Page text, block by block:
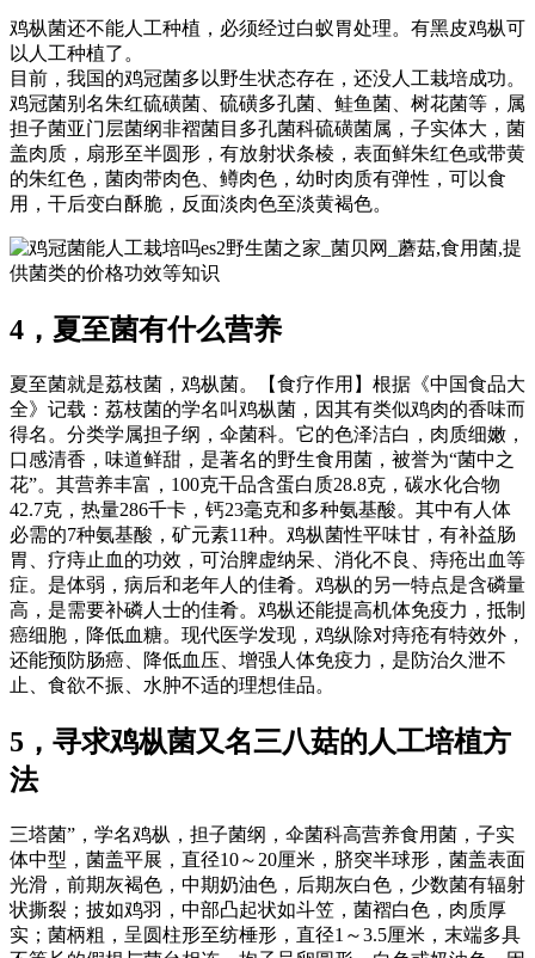
鸡枞菌还不能人工种植，必须经过白蚁胃处理。有黑皮鸡枞可
以人工种植了。
目前，我国的鸡冠菌多以野生状态存在，还没人工栽培成功。
鸡冠菌别名朱红硫磺菌、硫磺多孔菌、鲑鱼菌、树花菌等，属
担子菌亚门层菌纲非褶菌目多孔菌科硫磺菌属，子实体大，菌
盖肉质，扇形至半圆形，有放射状条棱，表面鲜朱红色或带黄
的朱红色，菌肉带肉色、鳟肉色，幼时肉质有弹性，可以食
用，干后变白酥脆，反面淡肉色至淡黄褐色。
es2野生菌之家_菌贝网_蘑菇,食用菌,提
供菌类的价格功效等知识
4，夏至菌有什么营养
夏至菌就是荔枝菌，鸡枞菌。【食疗作用】根据《中国食品大
全》记载：荔枝菌的学名叫鸡枞菌，因其有类似鸡肉的香味而
得名。分类学属担子纲，伞菌科。它的色泽洁白，肉质细嫩，
口感清香，味道鲜甜，是著名的野生食用菌，被誉为“菌中之
花”。其营养丰富，100克干品含蛋白质28.8克，碳水化合物
42.7克，热量286千卡，钙23毫克和多种氨基酸。其中有人体
必需的7种氨基酸，矿元素11种。鸡枞菌性平味甘，有补益肠
胃、疗痔止血的功效，可治脾虚纳呆、消化不良、痔疮出血等
症。是体弱，病后和老年人的佳肴。鸡枞的另一特点是含磷量
高，是需要补磷人士的佳肴。鸡枞还能提高机体免疫力，抵制
癌细胞，降低血糖。现代医学发现，鸡纵除对痔疮有特效外，
还能预防肠癌、降低血压、增强人体免疫力，是防治久泄不
止、食欲不振、水肿不适的理想佳品。
5，寻求鸡枞菌又名三八菇的人工培植方
法
三塔菌”，学名鸡枞，担子菌纲，伞菌科高营养食用菌，子实
体中型，菌盖平展，直径10～20厘米，脐突半球形，菌盖表面
光滑，前期灰褐色，中期奶油色，后期灰白色，少数菌有辐射
状撕裂；披如鸡羽，中部凸起状如斗笠，菌褶白色，肉质厚
实；菌柄粗，呈圆柱形至纺棰形，直径1～3.5厘米，末端多具